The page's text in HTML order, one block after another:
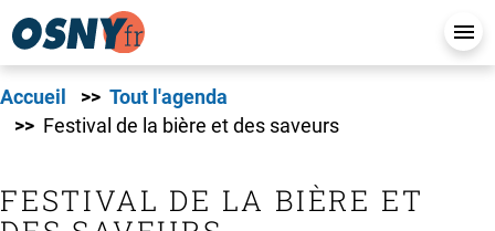
Accueil
Tout l'agenda
Festival de la bière et des saveurs
FESTIVAL DE LA BIÈRE ET